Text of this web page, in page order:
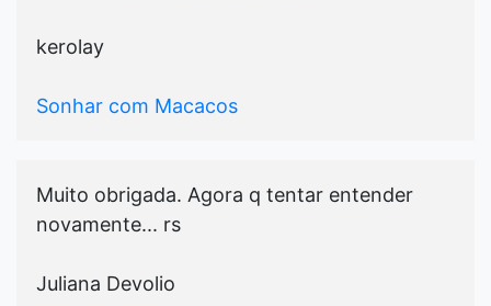
kerolay
Sonhar com Macacos
Muito obrigada. Agora q tentar entender
novamente... rs
Juliana Devolio